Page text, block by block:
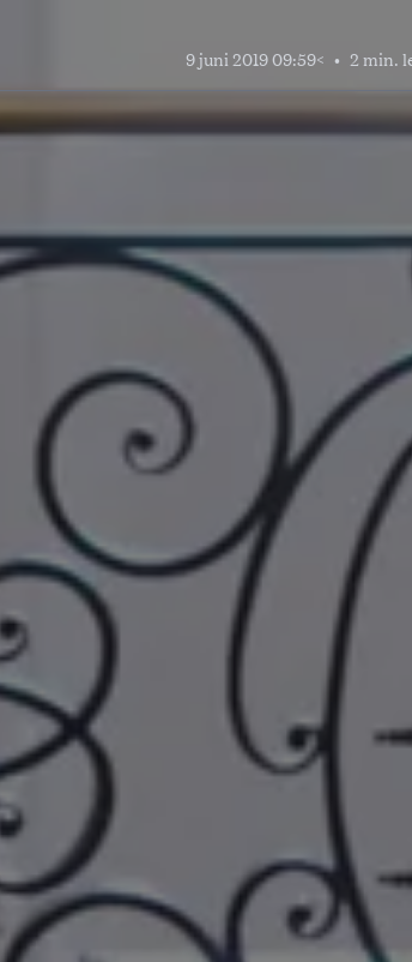
9 juni 2019 09:59< • 2 min.